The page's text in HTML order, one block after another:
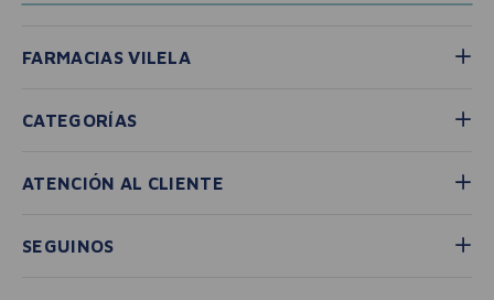
FARMACIAS VILELA
CATEGORÍAS
ATENCIÓN AL CLIENTE
SEGUINOS